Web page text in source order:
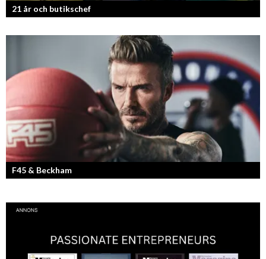
21 år och butikschef
Denis Manasiev Vukotic driver Teknikmagasinet mot nya framgångar!
F45 & Beckham
F45 Training med partners som bland annat Mark Wahlberg och